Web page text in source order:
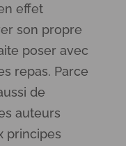
effet
son propre
poser avec
repas. Parce
de
auteurs
principes